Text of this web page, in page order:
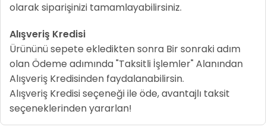
olarak siparişinizi tamamlayabilirsiniz.
Alışveriş Kredisi
Ürününü sepete ekledikten sonra Bir sonraki adım
olan Ödeme adımında "Taksitli İşlemler" Alanından
Alışveriş Kredisinden faydalanabilirsin.
Alışveriş Kredisi seçeneği ile öde, avantajlı taksit
seçeneklerinden yararlan!